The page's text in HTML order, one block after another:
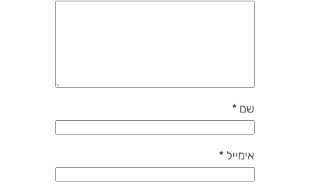
שם *
אימייל *